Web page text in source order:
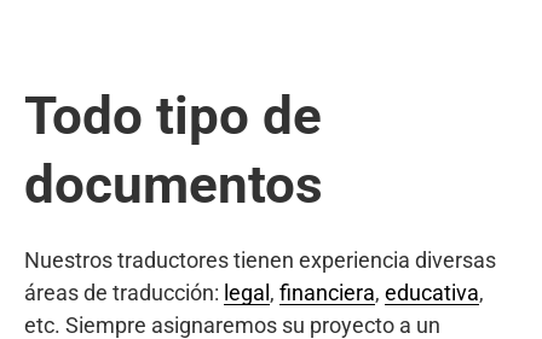
Todo tipo de
documentos
Nuestros traductores tienen experiencia diversas
áreas de traducción: legal , financiera, educativa,
etc. Siempre asignaremos su proyecto a un